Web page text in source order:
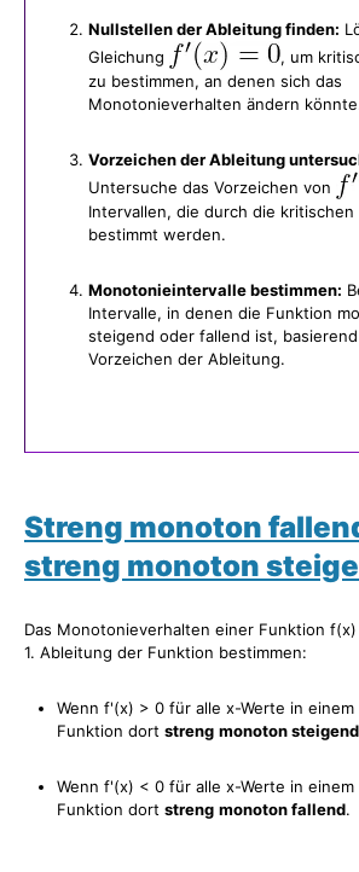
Nullstellen der Ableitung finden:
Gleichung
, um
zu bestimmen, an denen sich das
Monotonieverhalten ändern
Vorzeichen der Ableitung
Untersuche das Vorzeichen von
Intervallen, die durch die kritischen
bestimmt werden.
Monotonieintervalle bestimmen:
Intervalle, in denen die Funktion
steigend oder fallend ist,
Vorzeichen der Ableitung.
Streng monoton
streng monoton
Das Monotonieverhalten einer Funktion
1. Ableitung der Funktion bestimmen:
Wenn f'(x) > 0 für alle x-Werte in
Funktion dort streng monoton steigend
Wenn f'(x) < 0 für alle x-Werte in
Funktion dort streng monoton fallend.